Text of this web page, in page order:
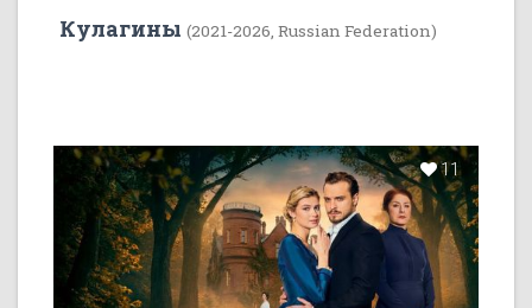
Кулагины (2021-2026, Russian Federation)
11